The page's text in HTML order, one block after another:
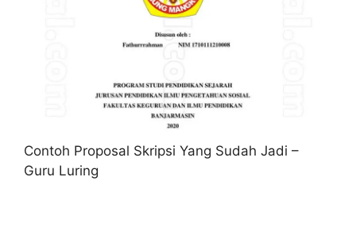
Contoh Proposal Skripsi Yang Sudah Jadi –
Guru Luring